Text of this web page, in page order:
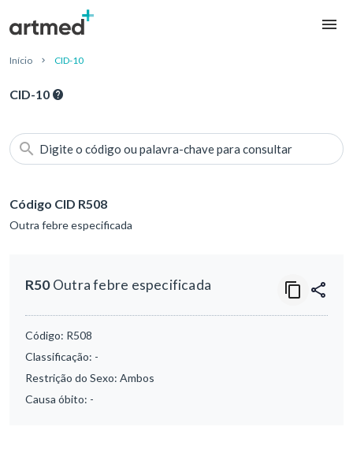
Início CID-10
CID-10
Digite o código ou palavra-chave para consultar
Código CID R508
Outra febre especificada
R50Outra febre especificada
Código: R508
Classificação: -
Restrição do Sexo: Ambos
Causa óbito: -